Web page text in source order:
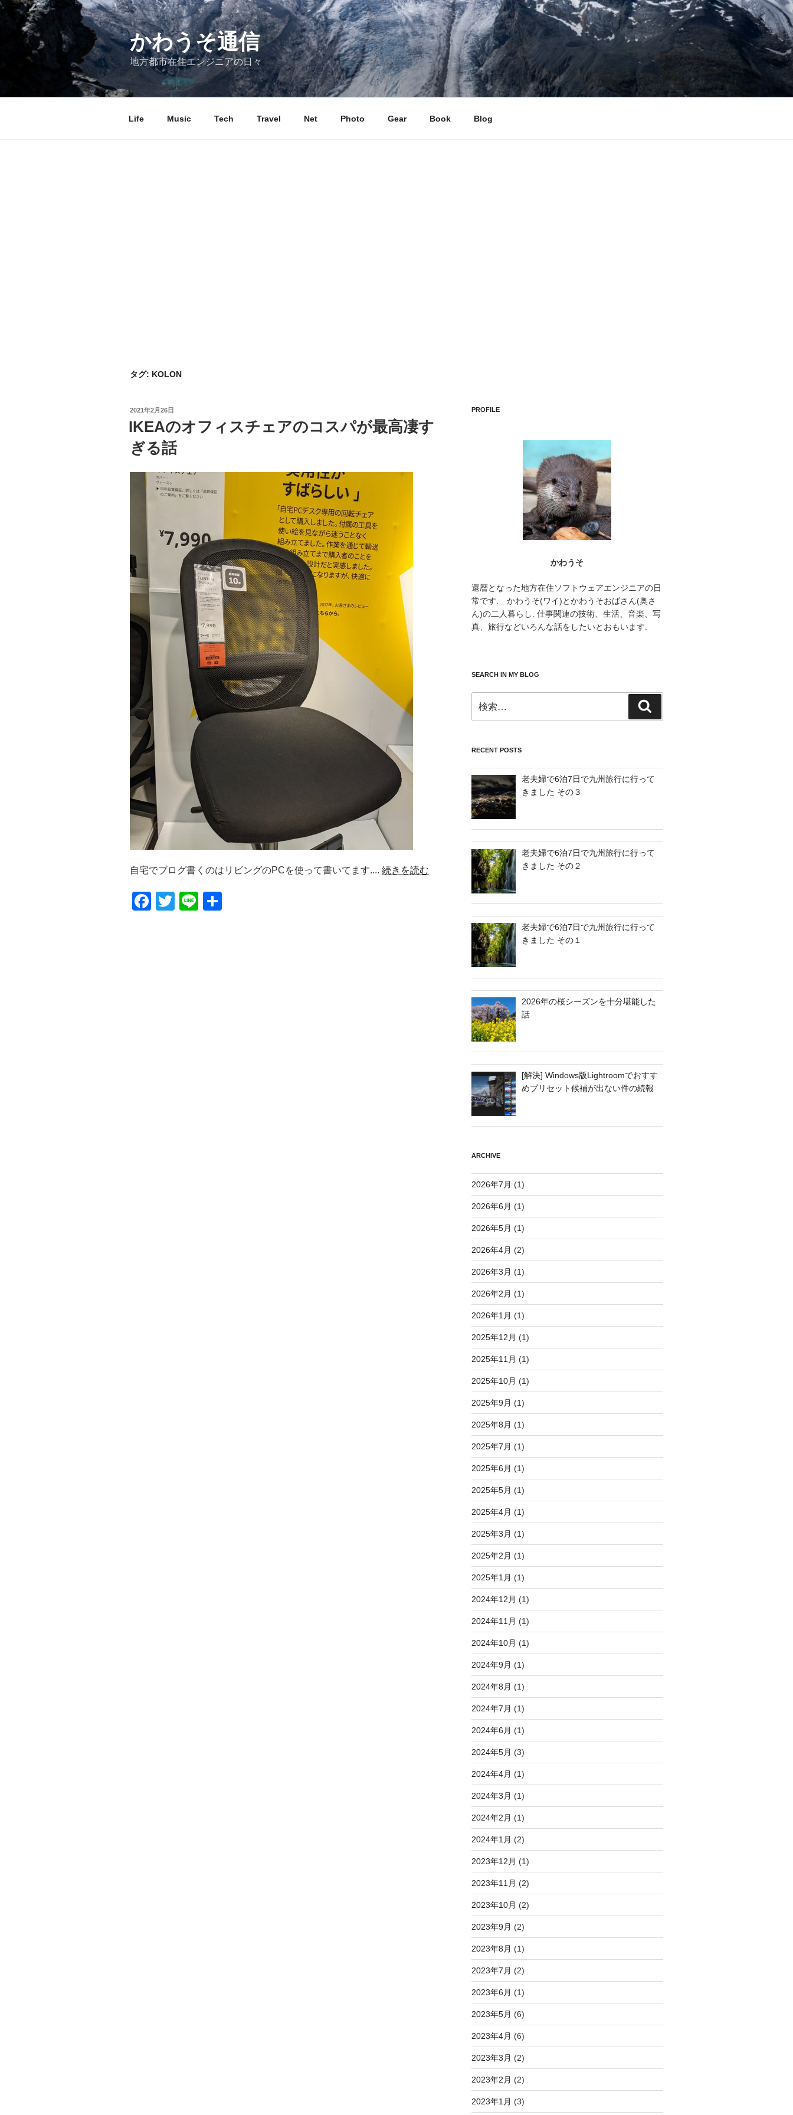
コ
かわうそ通信
地方都市在住エンジニアの日々
Life Music Tech Travel Net Photo Gear Book Blog
タグ: KOLON
投
日:
2021年2月26日
IKEAのオフィスチェアのコスパが最高凄す
ぎる話
自宅でブログ書くのはリビングのPCを使って書いてます.... 続きを読む
F
T
Li
PROFILE
かわうそ
還暦となった地方在住ソフトウェアエンジニアの日
常です. かわうそ(ワイ)とかわうそおばさん(奥さ
ん)の二人暮らし. 仕事関連の技術、生活、音楽、写
真、旅行などいろんな話をしたいとおもいます.
SEARCH IN MY BLOG
索:
索
RECENT POSTS
老夫婦で6泊7日で九州旅行に行って
きました その３
老夫婦で6泊7日で九州旅行に行って
きました その２
老夫婦で6泊7日で九州旅行に行って
きました その１
2026年の桜シーズンを十分堪能した
話
[解決] Windows版Lightroomでおすす
めプリセット候補が出ない件の続報
ARCHIVE
2026年7月 (1)
2026年6月 (1)
2026年5月 (1)
2026年4月 (2)
2026年3月 (1)
2026年2月 (1)
2026年1月 (1)
2025年12月 (1)
2025年11月 (1)
2025年10月 (1)
2025年9月 (1)
2025年8月 (1)
2025年7月 (1)
2025年6月 (1)
2025年5月 (1)
2025年4月 (1)
2025年3月 (1)
2025年2月 (1)
2025年1月 (1)
2024年12月 (1)
2024年11月 (1)
2024年10月 (1)
2024年9月 (1)
2024年8月 (1)
2024年7月 (1)
2024年6月 (1)
2024年5月 (3)
2024年4月 (1)
2024年3月 (1)
2024年2月 (1)
2024年1月 (2)
2023年12月 (1)
2023年11月 (2)
2023年10月 (2)
2023年9月 (2)
2023年8月 (1)
2023年7月 (2)
2023年6月 (1)
2023年5月 (6)
2023年4月 (6)
2023年3月 (2)
2023年2月 (2)
2023年1月 (3)